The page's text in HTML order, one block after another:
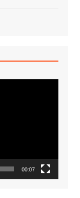
00:07